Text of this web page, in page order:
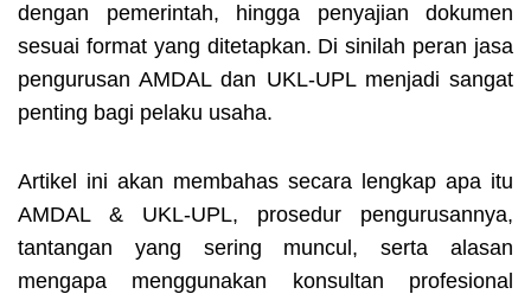
dengan pemerintah, hingga penyajian dokumen
sesuai format yang ditetapkan. Di sinilah peran jasa
pengurusan AMDAL dan UKL-UPL menjadi sangat
penting bagi pelaku usaha.
Artikel ini akan membahas secara lengkap apa itu
AMDAL & UKL-UPL, prosedur pengurusannya,
tantangan yang sering muncul, serta alasan
mengapa menggunakan konsultan profesional